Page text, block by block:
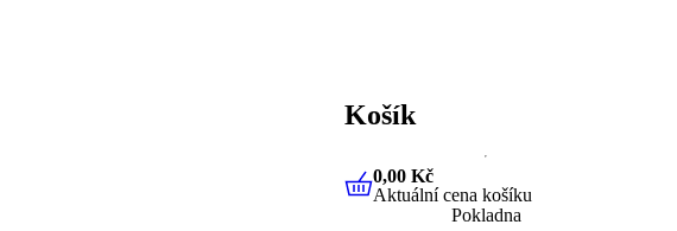
Košík
0,00 KčAktuální cena košíku
0,00 Kč
Aktuální cena košíku
Pokladna